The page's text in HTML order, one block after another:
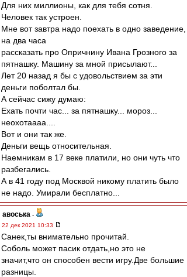
Для них миллионы, как для тебя сотня.
Человек так устроен.
Мне вот завтра надо поехать в одно заведение,
на два часа
рассказать про Опричнину Ивана Грозного за
пятнашку. Машину за мной присылают...
Лет 20 назад я бы с удовольствием за эти
деньги поболтал бы.
А сейчас сижу думаю:
Ехать почти час... за пятнашку... мороз...
неохотаааа....
Вот и они так же.
Деньги вещь относительная.
Наемникам в 17 веке платили, но они чуть что
разбегались.
А в 41 году под Москвой никому платить было
не надо. Умирали бесплатно...
авоська -
22 дек 2021 10:33
Санек,ты внимательно прочитай.
Соболь может пасик отдать,но это не
значит,что он способен вести игру.Две большие
разницы.